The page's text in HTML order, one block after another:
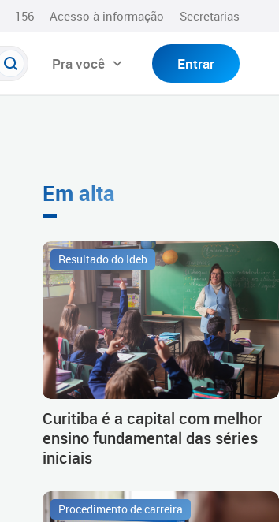
156 Acesso à informação Secretarias
Pra você Entrar
Em alta
Resultado do Ideb
Curitiba é a capital com melhor
ensino fundamental das séries
iniciais
Procedimento de carreira